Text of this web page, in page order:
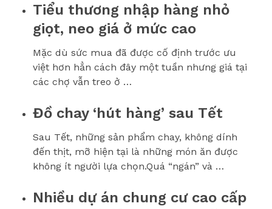
Tiểu thương nhập hàng nhỏ
giọt, neo giá ở mức cao
Mặc dù sức mua đã được cố định trước ưu
việt hơn hẳn cách đây một tuần nhưng giá tại
các chợ vẫn treo ở …
Đồ chay ‘hút hàng’ sau Tết
Sau Tết, những sản phẩm chay, không dính
đến thịt, mỡ hiện tại là những món ăn được
không ít người lựa chọn.Quá “ngán” và …
Nhiều dự án chung cư cao cấp